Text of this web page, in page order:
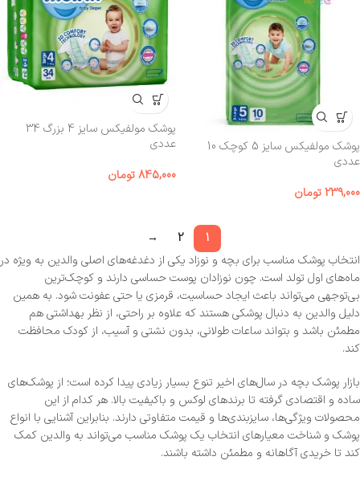
پوشک مولفیکس سایز 5 کوچک 10
عددی
239,000 تومان
پوشک مولفیکس سایز 4 بزرگ 34
عددی
845,000تومان
1
2
→
انتخاب پوشک مناسب برای بچه و نوزاد یکی از دغدغه‌های اصلی والدین به‌ ویژه در
ماه‌های اول تولد است. چون نوزادان پوست حساسی دارند و کوچک‌ترین
بی‌توجهی می‌تواند باعث ایجاد حساسیت، قرمزی یا حتی عفونت شود. به همین
دلیل والدین به دنبال پوشکی هستند که علاوه بر راحتی، از نظر بهداشتی هم
مطمئن باشد و بتواند ساعات طولانی، بدون نشتی و آسیب، از کودک محافظت
کند.
بازار پوشک بچه در سال‌های اخیر تنوع بسیار زیادی پیدا کرده است؛ از پوشک‌های
ساده و اقتصادی گرفته تا برندهای لوکس و باکیفیت بالا. هر کدام از این
محصولات ویژگی‌ها، سایزبندی‌ها و قیمت متفاوتی دارند. بنابراین آشنایی با انواع
پوشک و شناخت معیارهای انتخاب یک پوشک مناسب می‌تواند به والدین کمک
کند تا خریدی آگاهانه و مطمئن داشته باشند.